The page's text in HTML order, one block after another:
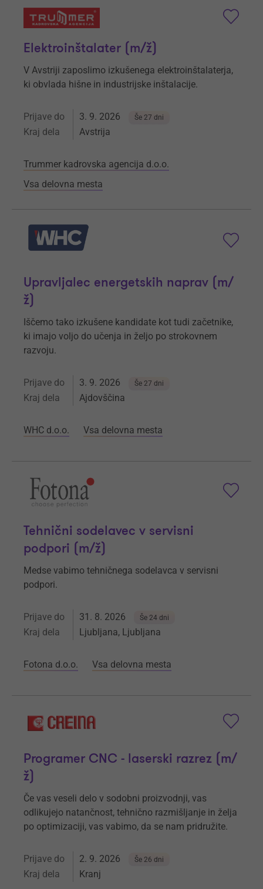
Elektroinštalater (m/ž)
V Avstriji zaposlimo izkušenega elektroinštalaterja,
ki obvlada hišne in industrijske inštalacije.
Prijave do 3. 9. 2026 Še 27 dni
Kraj dela Avstrija
Trummer kadrovska agencija d.o.o.
Vsa delovna mesta
Upravljalec energetskih naprav (m/
ž)
Iščemo tako izkušene kandidate kot tudi začetnike,
ki imajo voljo do učenja in željo po strokovnem
razvoju.
Prijave do 3. 9. 2026 Še 27 dni
Kraj dela Ajdovščina
WHC d.o.o. Vsa delovna mesta
Tehnični sodelavec v servisni
podpori (m/ž)
Medse vabimo tehničnega sodelavca v servisni
podpori.
Prijave do 31. 8. 2026 Še 24 dni
Kraj dela Ljubljana, Ljubljana
Fotona d.o.o. Vsa delovna mesta
Programer CNC - laserski razrez (m/
ž)
Če vas veseli delo v sodobni proizvodnji, vas
odlikujejo natančnost, tehnično razmišljanje in želja
po optimizaciji, vas vabimo, da se nam pridružite.
Prijave do 2. 9. 2026 Še 26 dni
Kraj dela Kranj